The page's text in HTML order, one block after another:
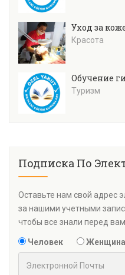
Уход за
Красота
Обучение
Туризм
Подписка По
Оставьте нам свой адрес
за нашими учетными
чтобы все знали перед
Человек Женщина